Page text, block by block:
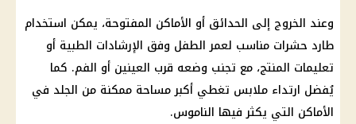
وعند الخروج إلى الحدائق أو الأماكن المفتوحة، يمكن استخدام
طارد حشرات مناسب لعمر الطفل وفق الإرشادات الطبية أو
تعليمات المنتج، مع تجنب وضعه قرب العينين أو الفم. كما
يُفضل ارتداء ملابس تغطي أكبر مساحة ممكنة من الجلد في
الأماكن التي يكثر فيها الناموس.